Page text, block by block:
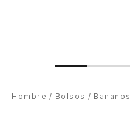
Hombre Bolsos Bananos